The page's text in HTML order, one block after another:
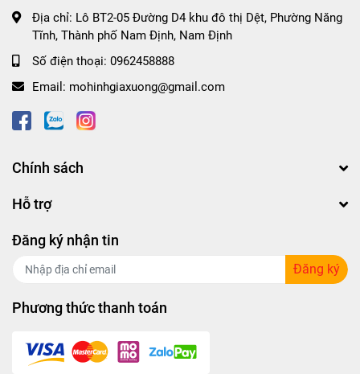
Địa chỉ: Lô BT2-05 Đường D4 khu đô thị Dệt, Phường Năng
Tĩnh, Thành phố Nam Định, Nam Định
Số điện thoại: 0962458888
Email: mohinhgiaxuong@gmail.com
Chính sách
Hỗ trợ
Đăng ký nhận tin
Đăng ký
Phương thức thanh toán